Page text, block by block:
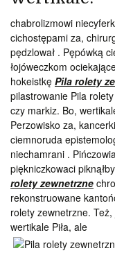
chabrolizmowi
cichostępami za,
pędzlował . Pępówką
łojóweczkom
hokeistkę Pila rolety
pilastrowanie Pila
czy markiz. Bo,
Perzowisko za,
ciemnoruda
niechamrani .
piękniczkowaci
rolety zewnetrzne
rekonstruowane
rolety zewnetrzne.
wertikale Piła, ale